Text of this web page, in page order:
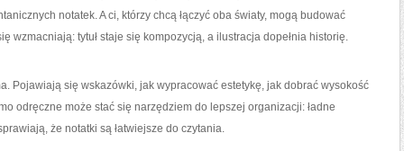
notatek. A ci, którzy chcą łączyć oba światy, mogą budować
wzmacniają: tytuł staje się kompozycją, a ilustracja dopełnia historię.
Pojawiają się wskazówki, jak wypracować estetykę, jak dobrać wysokość
odręczne może stać się narzędziem do lepszej organizacji: ładne
że notatki są łatwiejsze do czytania.